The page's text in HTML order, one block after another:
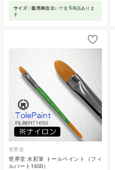
サイズ・販売単位違いで全5商品ありま
す
世界堂
世界堂 水彩筆 トールペイント（フィ
ルバート1650）